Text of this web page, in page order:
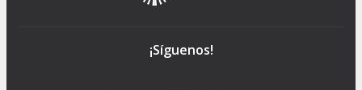
¡Síguenos!